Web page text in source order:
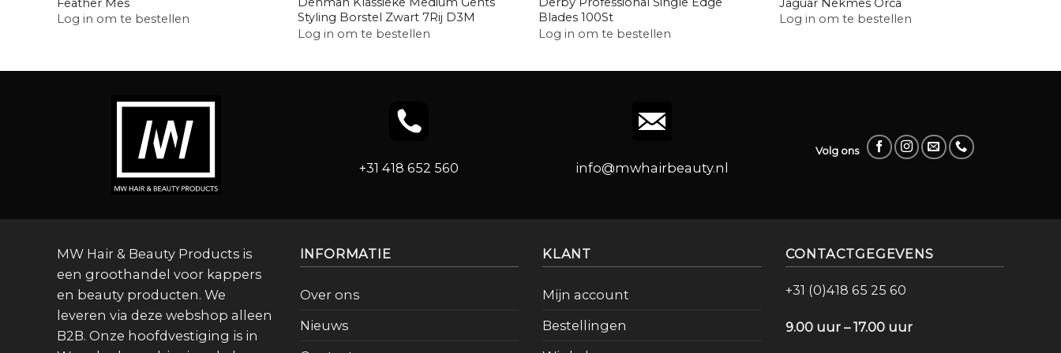
Feather Mes
Log in om te bestellen
Styling Borstel Zwart 7Rij D3M
Log in om te bestellen
Blades 100St
Log in om te bestellen
Jaguar Nekmes Orca
Log in om te bestellen
+31 418 652 560 info@mwhairbeauty.nl
Volg ons
MW Hair & Beauty Products is
een groothandel voor kappers
en beauty producten. We
leveren via deze webshop alleen
B2B. Onze hoofdvestiging is in
INFORMATIE
Over ons
Nieuws
KLANT
Mijn account
Bestellingen
CONTACTGEGEVENS
+31 (0)418 65 25 60
9.00 uur – 17.00 uur